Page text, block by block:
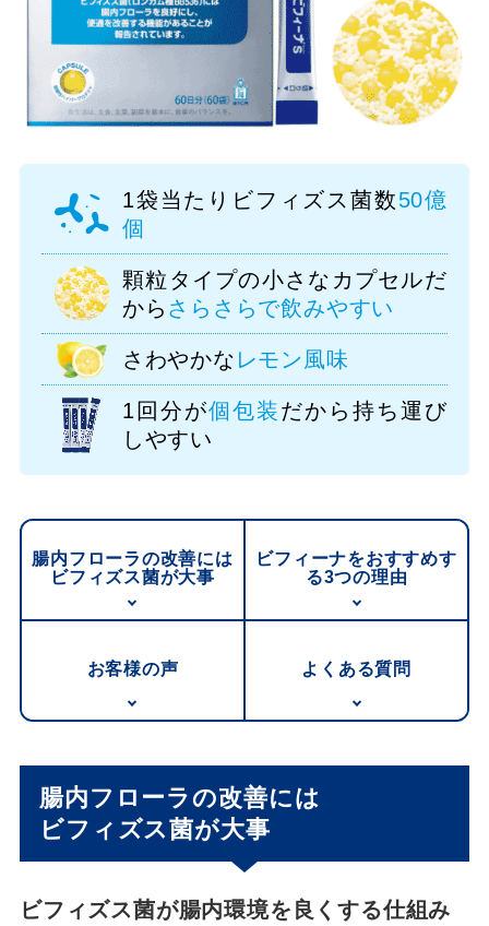
1袋当たりビフィズス菌数50億
個
顆粒タイプの小さなカプセルだ
から さらさらで飲みやすい
さわやかな レモン風味
1回分が個包装だから持ち運び
しやすい
腸内フローラの改善には
ビフィズス菌が大事
ビフィーナをおすすめす
る3つの理由
お客様の声 よくある質問
腸内フローラの改善には
ビフィズス菌が大事
ビフィズス菌が腸内環境を良くする仕組み